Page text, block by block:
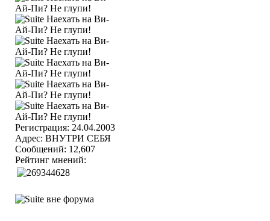
Регистрация: 24.04.2003
Адрес: ВНУТРИ СЕБЯ
Сообщений: 12,607
Рейтинг мнений: